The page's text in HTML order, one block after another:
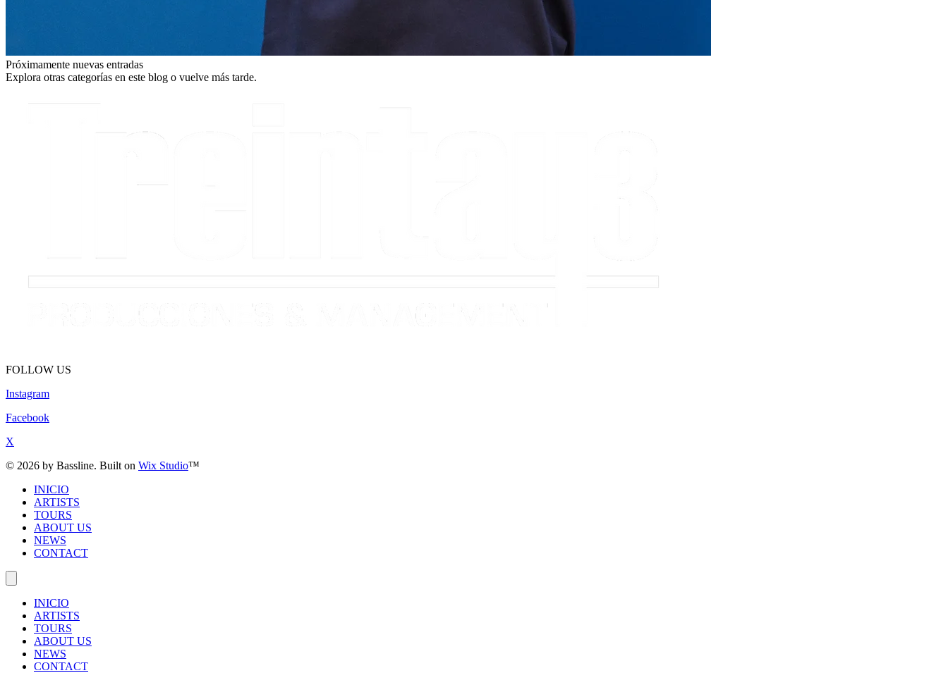
Próximamente nuevas entradas
Explora otras categorías en este blog o vuelve más tarde.
FOLLOW US
Instagram
Facebook
X
© 2026 by Bassline. Built on Wix Studio™
INICIO
ARTISTS
TOURS
ABOUT US
NEWS
CONTACT
INICIO
ARTISTS
TOURS
ABOUT US
NEWS
CONTACT